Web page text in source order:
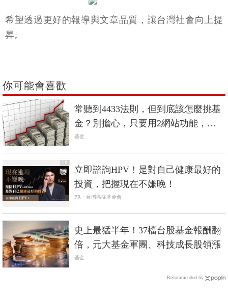
希望透過更好的報導與文章品質，讓台灣社會向上提
昇。
你可能會喜歡
常聽到4433法則，但到底該怎麼挑基
金？別擔心，只要用2網站功能，輕
鬆篩出常勝軍！
基金
PR
立即諮詢HPV！是對自己健康最好的
投資，把握現在不嫌晚！
PR・台灣癌症基金會
史上最猛半年！37檔台股基金報酬翻
倍，元大基金軍團、科技成長股領漲
基金
Recommended by